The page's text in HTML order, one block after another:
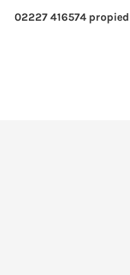
02227 416574